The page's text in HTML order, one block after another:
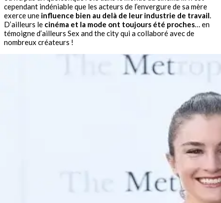
cependant indéniable que les acteurs de l’envergure de sa mère
exerce une influence bien au delà de leur industrie de travail.
D’ailleurs le cinéma et la mode ont toujours été proches… en
témoigne d’ailleurs Sex and the city qui a collaboré avec de
nombreux créateurs !